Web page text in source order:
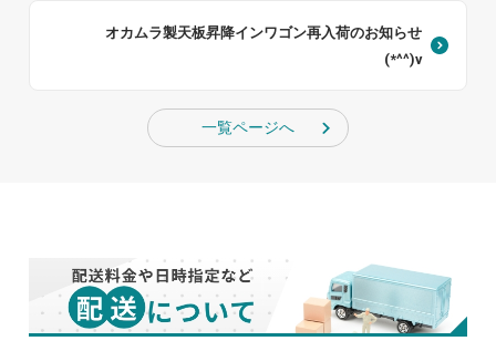
オカムラ製天板昇降インワゴン再入荷のお知らせ
(*^^)v
一覧ページへ